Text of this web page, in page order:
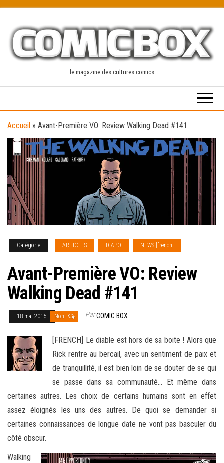
content
le magazine des cultures comics
Accueil » Avant-Première VO: Review Walking Dead #141
Catégorie ARTICLES DIAPO NEWS [french]
Avant-Première VO: Review
Walking Dead #141
18 mai 2015 Non ParCOMIC BOX
[FRENCH] Le diable est hors de sa boite ! Alors que
Rick rentre au bercail, avec un sentiment de paix et
de tranquillité, il est bien loin de se douter de se qui
se passe dans sa communauté… Et même dans
certaines autres. Les choix de certains humains sont en effet
assez éloignés les uns des autres. De quoi se demander si
certaines connaissances de longue date ne vont pas basculer du
côté obscur.
Walking